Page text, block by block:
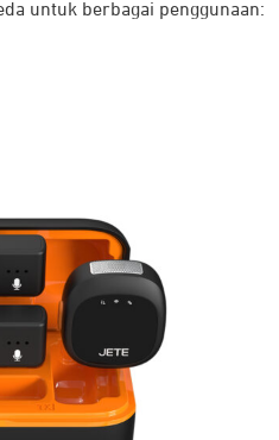
untuk berbagai penggunaan: